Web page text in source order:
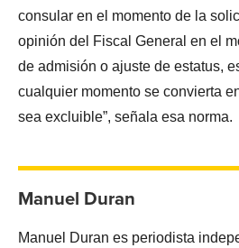
consular en el momento de la
opinión del Fiscal General en el
de admisión o ajuste de estatus,
cualquier momento se convierta
sea excluible”, señala esa norma.
Manuel Duran
Manuel Duran es periodista